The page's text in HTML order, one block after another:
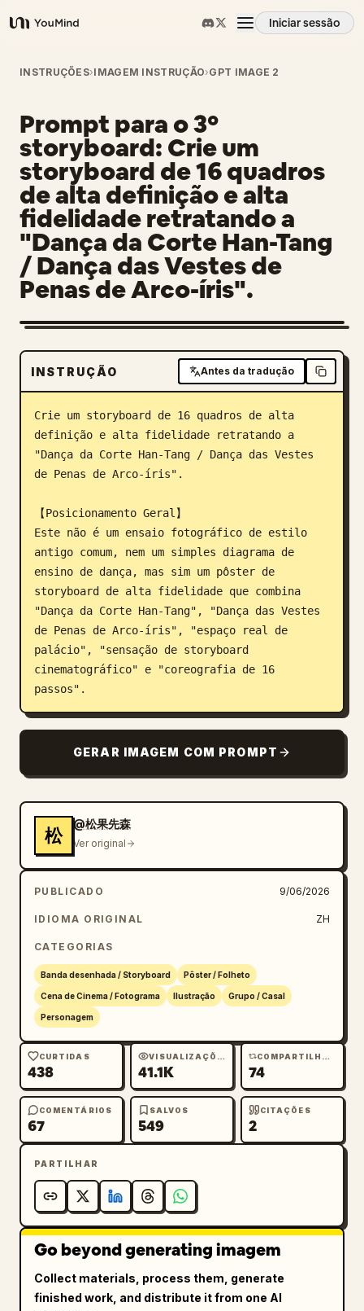
YouMind
Iniciar sessão
Visão geral
Casos de uso
Habilidades
Prompts
Preços
Blogue
Atualizações
INSTRUÇÕES›IMAGEM INSTRUÇÃO›GPT IMAGE 2
Prompt para o 3º
storyboard: Crie um
storyboard de 16 quadros
de alta definição e alta
fidelidade retratando a
"Dança da Corte Han-Tang
/ Dança das Vestes de
Penas de Arco-íris".
INSTRUÇÃO Antes da tradução
Crie um storyboard de 16 quadros de alta
definição e alta fidelidade retratando a
"Dança da Corte Han-Tang / Dança das Vestes
de Penas de Arco-íris".
【Posicionamento Geral】
Este não é um ensaio fotográfico de estilo
antigo comum, nem um simples diagrama de
ensino de dança, mas sim um pôster de
storyboard de alta fidelidade que combina
"Dança da Corte Han-Tang", "Dança das Vestes
de Penas de Arco-íris", "espaço real de
palácio", "sensação de storyboard
cinematográfico" e "coreografia de 16
passos".
GERAR IMAGEM COM PROMPT
松
@松果先森
Ver original
PUBLICADO 9/06/2026
IDIOMA ORIGINAL ZH
CATEGORIAS
Banda desenhada / Storyboard Pôster / Folheto
Cena de Cinema / Fotograma Ilustração Grupo / Casal
Personagem
CURTIDAS
438
VISUALIZAÇÕES
41.1K
COMPARTILHAMENTOS
74
COMENTÁRIOS
67
SALVOS
549
CITAÇÕES
2
PARTILHAR
Go beyond generating imagem
Collect materials, process them, generate
finished work, and distribute it from one AI